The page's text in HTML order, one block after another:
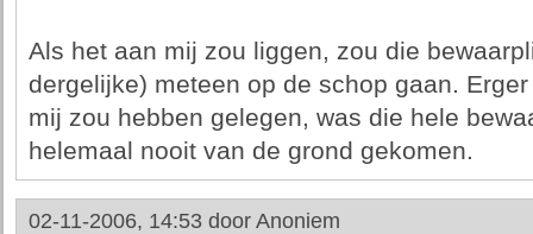
Als het aan mij zou liggen, zou die
dergelijke) meteen op de schop gaan.
mij zou hebben gelegen, was die hele
helemaal nooit van de grond gekomen.
02-11-2006, 14:53 door Anoniem